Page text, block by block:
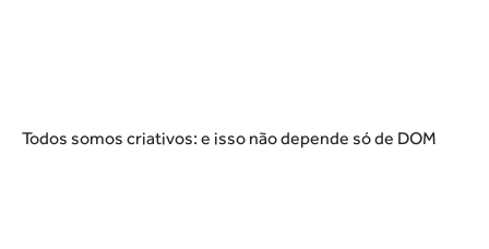
Todos somos criativos: e isso não depende só de DOM